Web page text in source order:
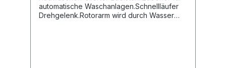
automatische Waschanlagen.Schnellläufer
Drehgelenk.Rotorarm wird durch Wasser